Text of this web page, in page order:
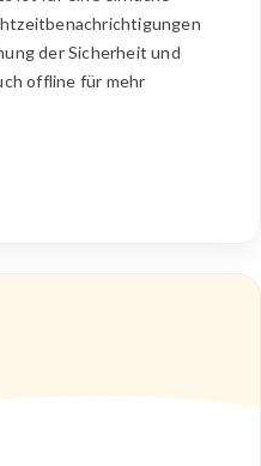
der Sicherheit und
offline für mehr